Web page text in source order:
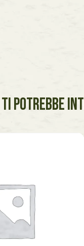
TI POTREBBE